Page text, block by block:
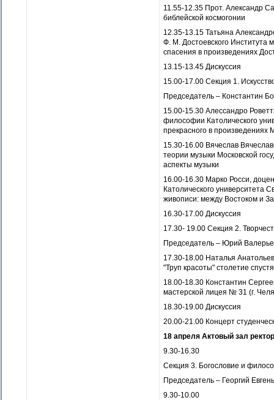
11.55-12.35 Прот. Александр
библейской космогонии
12.35-13.15 Татьяна
Ф. М. Достоевского Института
спасения в произведениях
13.15-13.45 Дискуссия
15.00-17.00 Секция 1.
Председатель – Константин
15.00-15.30 Алессандро
философии Католического
прекрасного в произведениях
15.30-16.00 Вячеслав
теории музыки Московской
аспекты музыки
16.00-16.30 Марко Росси,
Католического университета
живописи: между Востоком и
16.30-17.00 Дискуссия
17.30- 19.00 Секция 2.
Председатель – Юрий
17.30-18.00 Наталья
"Труп красоты" столетие спустя
18.00-18.30 Константин
мастерской лицея № 31 (г.
18.30-19.00 Дискуссия
20.00-21.00 Концерт
18 апреля Актовый зал
9.30-16.30
Секция 3. Богословие и
Председатель – Георгий
9.30-10.00